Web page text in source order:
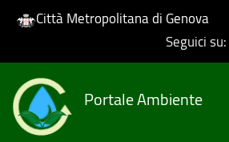
Salta
contenuto
principale
Città Metropolitana di Genova
Seguici su:
Portale Ambiente